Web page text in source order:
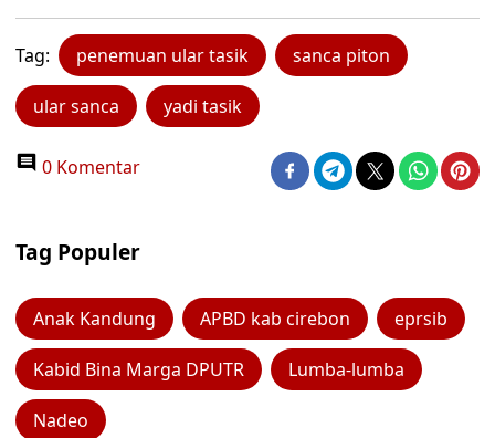
Tag: penemuan ular tasik sanca piton
ular sanca yadi tasik
0 Komentar
Tag Populer
Anak Kandung APBD kab cirebon eprsib
Kabid Bina Marga DPUTR Lumba-lumba
Nadeo